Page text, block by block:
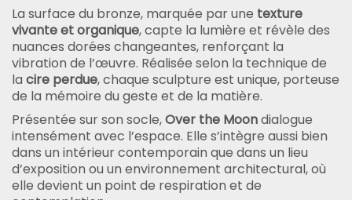
La surface du bronze, marquée par une texture
vivante et organique, capte la lumière et révèle des
nuances dorées changeantes, renforçant la
vibration de l’œuvre. Réalisée selon la technique de
la cire perdue, chaque sculpture est unique, porteuse
de la mémoire du geste et de la matière.
Présentée sur son socle,Over the Moondialogue
intensément avec l’espace. Elle s’intègre aussi bien
dans un intérieur contemporain que dans un lieu
d’exposition ou un environnement architectural, où
elle devient un point de respiration et de